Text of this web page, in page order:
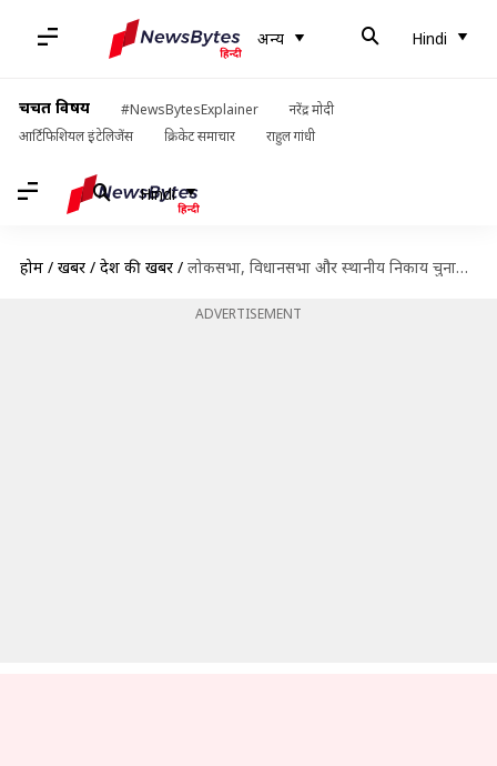
अन्य Hindi
चर्चित विषय #NewsBytesExplainer
नरेंद्र मोदी
आर्टिफिशियल इंटेलिजेंस
क्रिकेट समाचार राहुल गांधी
Hindi
होम / खबरें / देश की खबरें / लोकसभा, विधानसभा और स्थानीय निकाय चुनावों के लिए कॉमन मतदाता सूची लाने की तैयारी में सरकार
ADVERTISEMENT